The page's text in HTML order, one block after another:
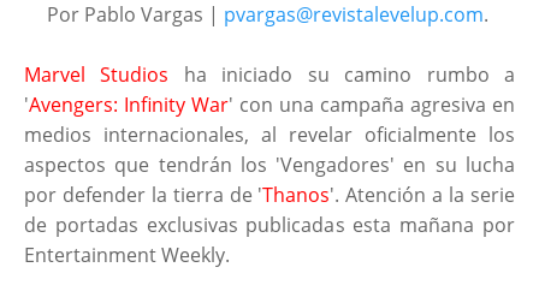
Por Pablo Vargas | pvargas@revistalevelup.com.
Marvel Studios ha iniciado su camino rumbo a
'Avengers: Infinity War' con una campaña agresiva en
medios internacionales, al revelar oficialmente los
aspectos que tendrán los 'Vengadores' en su lucha
por defender la tierra de 'Thanos'. Atención a la serie
de portadas exclusivas publicadas esta mañana por
Entertainment Weekly.